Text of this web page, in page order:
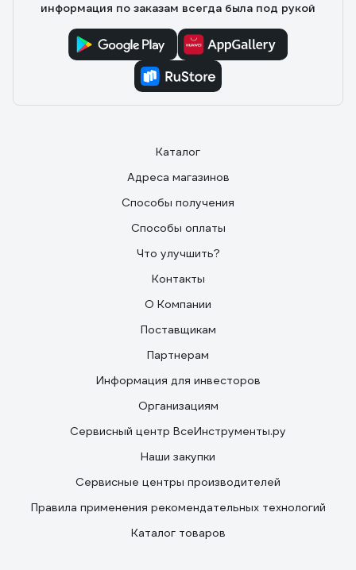
информация по заказам всегда была под рукой
Каталог
Адреса магазинов
Способы получения
Способы оплаты
Что улучшить?
Контакты
О Компании
Поставщикам
Партнерам
Информация для инвесторов
Организациям
Сервисный центр ВсеИнструменты.ру
Наши закупки
Сервисные центры производителей
Правила применения рекомендательных технологий
Каталог товаров